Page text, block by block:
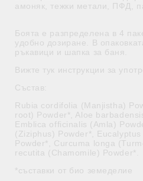
амоняк, тежки метали, ПФД,
Боята е разпределена в 4
удобно дозиране. В
ръкавици и шапка за баня.
Вижте тук инструкции за
Състав:
Rubia cordifolia (Manjistha)
root) Powder*, Aloe
Emblica officinalis (Amla)
(Ziziphus) Powder*,
Powder*, Curcuma longa
recutita (Chamomile) Powder*.
*съставки от био земеделие